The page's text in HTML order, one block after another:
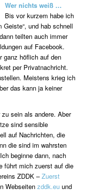
Wer nichts weiß …
Bis vor kurzem habe ich
Geiste“, und hab schnell
teilten auch immer
auf Facebook.
ganz höflich auf den
per Privatnachricht.
Meistens krieg ich
das kann ja keiner
sein als andere. Aber
sind sensible
auf Nachrichten, die
die sind im wahrsten
beginne dann, nach
führt mich zuerst auf die
ZDDK –Zuerst
Webseiten zddk.euund